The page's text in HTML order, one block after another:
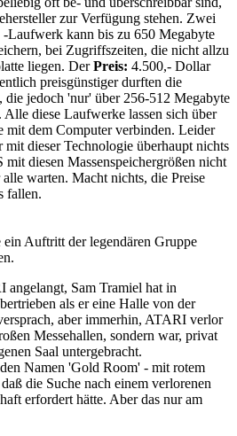
zur Verfügung stehen. Zwei
Laufwerk kann bis zu 650 Megabyte
bei Zugriffszeiten, die nicht allzu
liegen. DerPreis: 4.500,- Dollar
preisgünstiger durften die
jedoch 'nur' über 256-512 Megabyte
Alle diese Laufwerke lassen sich über
mit dem Computer verbinden. Leider
dieser Technologie überhaupt nichts
mit diesen Massenspeichergrößen nicht
warten. Macht nichts, die Preise
fallen.
ein Auftritt der legendären Gruppe
Sam Tramiel hat in
als er eine Halle von der
aber immerhin, ATARI verlor
Messehallen, sondern war, privat
Saal untergebracht.
Namen 'Gold Room' - mit rotem
die Suche nach einem verlorenen
erfordert hätte. Aber das nur am